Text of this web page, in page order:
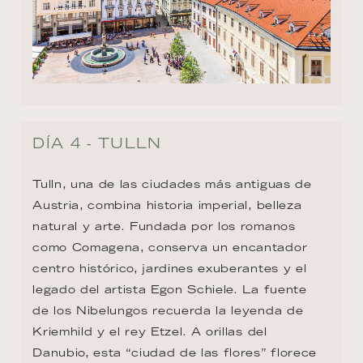
DÍA 4 - TULLN
Tulln, una de las ciudades más antiguas de
Austria, combina historia imperial, belleza
natural y arte. Fundada por los romanos
como Comagena, conserva un encantador
centro histórico, jardines exuberantes y el
legado del artista Egon Schiele. La fuente
de los Nibelungos recuerda la leyenda de
Kriemhild y el rey Etzel. A orillas del
Danubio, esta “ciudad de las flores” florece